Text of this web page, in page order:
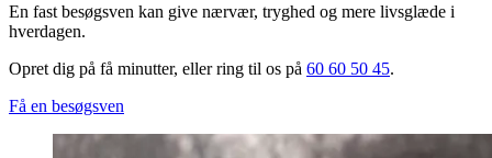
En fast besøgsven kan give nærvær, tryghed og mere livsglæde i
hverdagen.
Opret dig på få minutter, eller ring til os på 60 60 50 45.
Få en besøgsven